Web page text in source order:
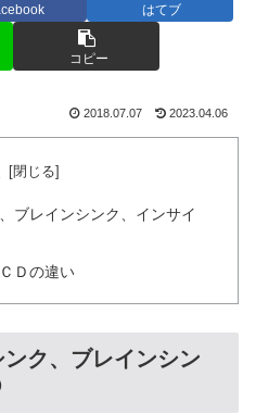
はてブ
コピー
2018.07.07 2023.04.06
ブレインシンク、インサイ
Ｄの違い
ク、ブレインシン